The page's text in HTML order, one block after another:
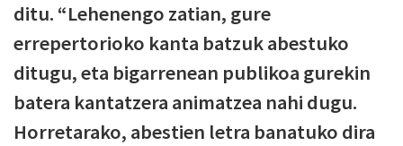
ditu. “Lehenengo zatian, gure
errepertorioko kanta batzuk abestuko
ditugu, eta bigarrenean publikoa gurekin
batera kantatzera animatzea nahi dugu.
Horretarako, abestien letra banatuko dira